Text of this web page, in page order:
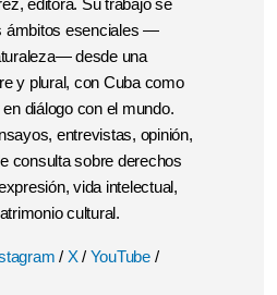
editora. Su trabajo se
ámbitos esenciales —
desde una
y plural, con Cuba como
diálogo con el mundo.
entrevistas, opinión,
consulta sobre derechos
vida intelectual,
cultural.
/ X/ YouTube /